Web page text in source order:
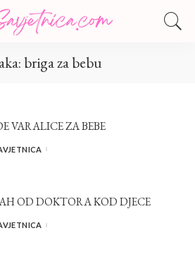
briga za bebu
VARALICE ZA BEBE
OD DOKTORA KOD DJECE